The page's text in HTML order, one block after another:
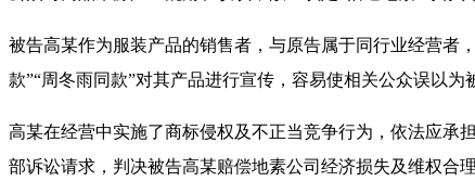
被告高某作为服装产品的销售者，与原告属于同行业经营者
款”“周冬雨同款”对其产品进行宣传，容易使相关公众误以
高某在经营中实施了商标侵权及不正当竞争行为，依法应承
部诉讼请求，判决被告高某赔偿地素公司经济损失及维权合